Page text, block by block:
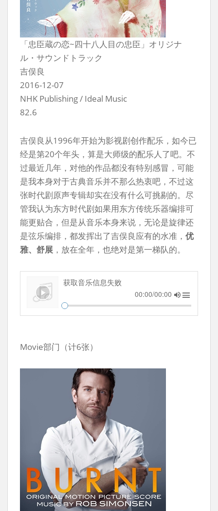
「忠臣蔵の恋~四十八人目の忠臣」オリジナ
ル・サウンドトラック
吉俣良
2016-12-07
NHK Publishing / Ideal Music
82.6
吉俣良从1996年开始为影视剧创作配乐，如今已
经是第20个年头，算是大师级的配乐人了吧。不
过最近几年，对他的作品都没有特别感冒，可能
是我本身对于古典音乐并不那么热衷吧，不过这
张时代剧原声专辑却实在没有什么可挑剔的。尽
管我认为东方时代剧如果用东方传统乐器编排可
能更贴合，但是从音乐本身来说，无论是旋律还
是弦乐编排，都发挥出了吉俣良应有的水准， 优
雅、舒展 ，放在全年，也绝对是第一梯队的。
获取音乐信息失败
00:00/00:00
Movie部门（计6张）